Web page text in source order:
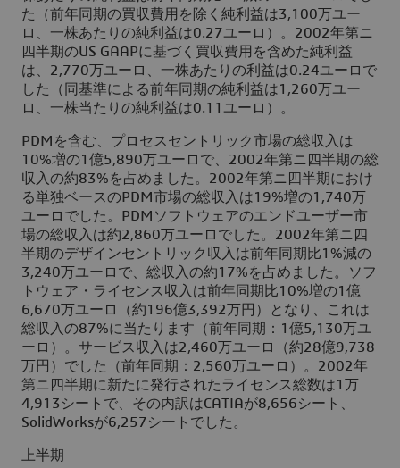
た（前年同期の買収費用を除く純利益は3,100万ユー
ロ、一株あたりの純利益は0.27ユーロ）。2002年第ニ
四半期のUS GAAPに基づく買収費用を含めた純利益
は、2,770万ユーロ、一株あたりの利益は0.24ユーロで
した（同基準による前年同期の純利益は1,260万ユー
ロ、一株当たりの純利益は0.11ユーロ）。
PDMを含む、プロセスセントリック市場の総収入は
10%増の1億5,890万ユーロで、2002年第ニ四半期の総
収入の約83%を占めました。2002年第ニ四半期におけ
る単独ベースのPDM市場の総収入は19%増の1,740万
ユーロでした。PDMソフトウェアのエンドユーザー市
場の総収入は約2,860万ユーロでした。2002年第ニ四
半期のデザインセントリック収入は前年同期比1%減の
3,240万ユーロで、総収入の約17%を占めました。ソフ
トウェア・ライセンス収入は前年同期比10%増の1億
6,670万ユーロ（約196億3,392万円）となり、これは
総収入の87%に当たります（前年同期：1億5,130万ユ
ーロ）。サービス収入は2,460万ユーロ（約28億9,738
万円）でした（前年同期：2,560万ユーロ）。2002年
第ニ四半期に新たに発行されたライセンス総数は1万
4,913シートで、その内訳はCATIAが8,656シート、
SolidWorksが6,257シートでした。
上半期